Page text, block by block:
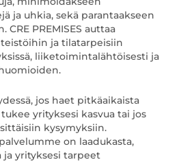
ja uhkia, sekä parantaakseen
PREMISES auttaa
ja tilatarpeisiin
liiketoimintalähtöisesti ja
jos haet pitkäaikaista
yrityksesi kasvua tai jos
kysymyksiin.
on laadukasta,
yrityksesi tarpeet